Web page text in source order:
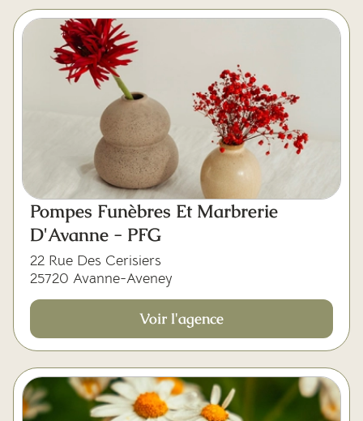
Pompes Funèbres Et Marbrerie
D'Avanne - PFG
22 Rue Des Cerisiers
25720 Avanne-Aveney
Voir l'agence